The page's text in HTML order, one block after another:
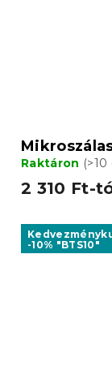
Raktáron (>10
2 310 Ft-
-10% "BTS10"